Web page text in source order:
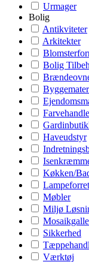
Urmager
Bolig
Antikviteter
Arkitekter
Bolig
Haveudstyr
Køkken/
Møbler
Miljø
Sikkerhed
Værktøj